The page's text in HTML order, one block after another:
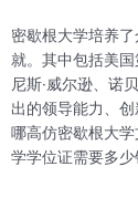
密歇根大学培养
就。其中包括美
尼斯·威尔逊、诺
出的领导能力、
哪高仿密歇根大
学学位证需要多少